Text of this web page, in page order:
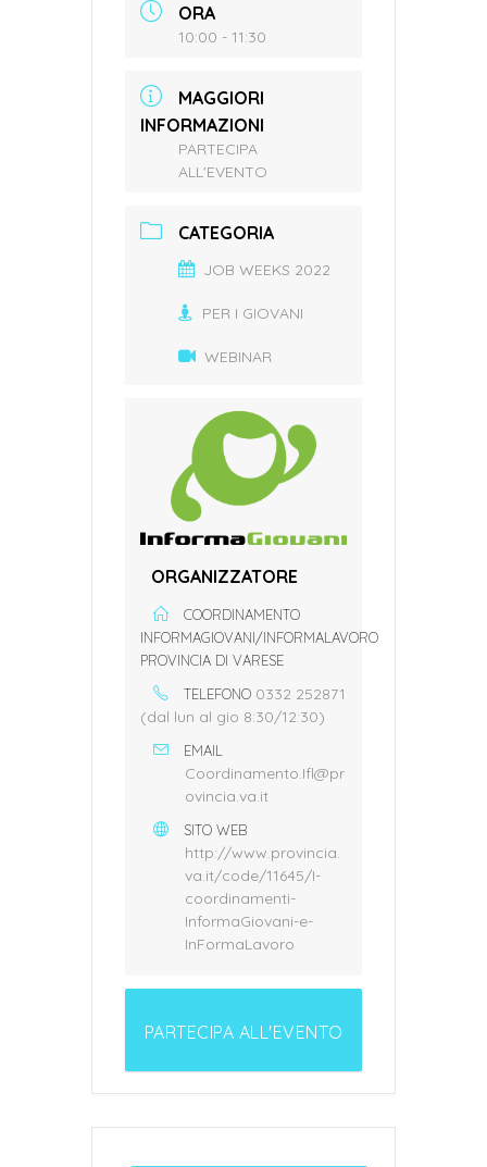
ORA
10:00 - 11:30
MAGGIORI
INFORMAZIONI
PARTECIPA
ALL'EVENTO
CATEGORIA
JOB WEEKS 2022
PER I GIOVANI
WEBINAR
ORGANIZZATORE
COORDINAMENTO
INFORMAGIOVANI/INFORMALAVORO
PROVINCIA DI VARESE
TELEFONO 0332 252871
(dal lun al gio 8:30/12:30)
EMAIL
Coordinamento.Ifl@pr
ovincia.va.it
SITO WEB
http://www.provincia.
va.it/code/11645/I-
coordinamenti-
InformaGiovani-e-
InFormaLavoro
PARTECIPA ALL'EVENTO